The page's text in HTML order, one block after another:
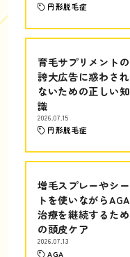
円形脱毛症
育毛サプリメントの
誇大広告に惑わされ
ないための正しい知
識
2026.07.15
円形脱毛症
増毛スプレーやシー
トを使いながらAGA
治療を継続するため
の頭皮ケア
2026.07.13
AGA